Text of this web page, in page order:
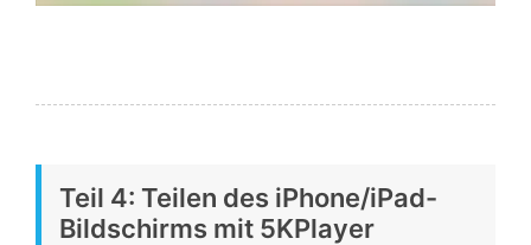
Teil 4: Teilen des iPhone/iPad-
Bildschirms mit 5KPlayer